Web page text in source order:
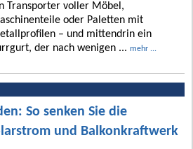
Transporter voller Möbel,
oder Paletten mit
– und mittendrin ein
der nach wenigen ... mehr ...
So senken Sie die
und Balkonkraftwerk